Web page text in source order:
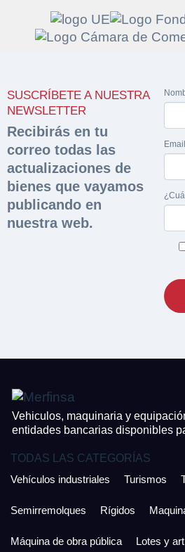
SUSCRÍBETE A NUESTRA
NEWSLETTER
Recibirás en tu
correo todas las
actualizaciones de
bienes que vayamos
publicando en
nuestra web.
Vehiculos, maquinaria y
entidades bancarias disponibles
TODAS LAS CATEGORÍAS
Vehículos industriales
Turismos
Semirremolques Rígidos
Máquina de obra pública Lotes y
sobre la
Rellene este formulario y
enlace para descargar la
Nombre y Apellidos*
Hacer
Razón social*
Teléfono*
Nombre y Apellidos*
Acepto la Política de Privacidad y las
continuación confirma que estás de
Sobre Merfinsa
Venta de bienes muebles
Vehículos